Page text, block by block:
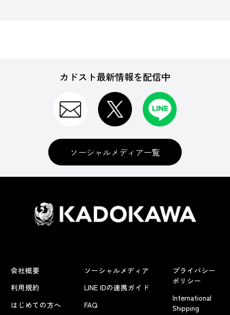
カドスト最新情報を配信中
ソーシャルメディア一覧
会社概要
利用規約
はじめての方へ
ソーシャルメディア
LINE IDの連携ガイド
FAQ
プライバシー
ポリシー
International
Shipping